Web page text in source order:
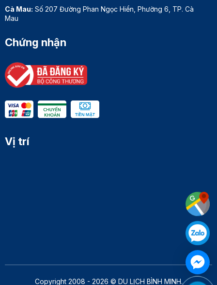
Cà Mau: Số 207 Đường Phan Ngọc Hiển, Phường 6, TP. Cà
Mau
Chứng nhận
Vị trí
Copyright 2008 - 2026 © DU LỊCH BÌNH MINH.